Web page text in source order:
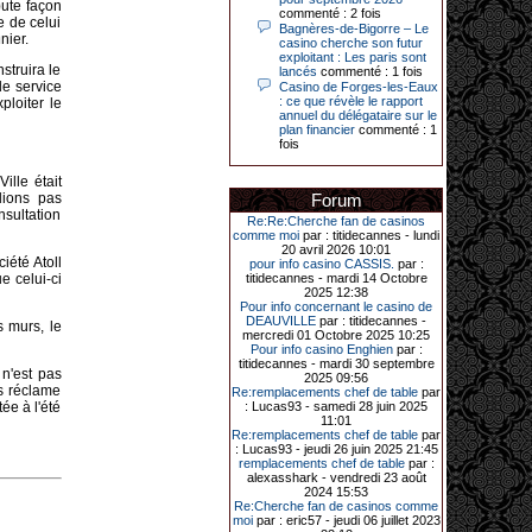
façon
de celui
le
service
le
était
pas
Atoll
celui-ci
murs, le
pas
réclame
à l'été
Le plus gros gain gagné depuis plus
de 20 ans dans l’établissement.
31-03-2026|
Série de jackpots au casino JOA de
Gujan-Mestras : ce mois de mars a
été fructueux pour quelques
joueurs. D’abord avec 44 207 euros
une machine à sous pour une mise
initiale de 5,28 €. Puis quelques
jours plus tard, le vendredi 27 mars,
un joueur a décroché 12 086 euros
sur une autre machine à sous.
Enfin, troisième et dernier jackpot,
record cette fois-ci, le samedi 28
mars dernier. Quelque 111 322
euros ont été remportés sur la table
d’Ultimate Texas Hold’em Poker,
grâce à une mise de 5 euros sur la
case bonus et une quinte flush
royale. Ces gains ont été annoncés
dans un communiqué diffusé par le
casino ce lundi 30 mars en soirée.
11-01-2026|
Dimanche 11 janvier, en soirée, une
cliente retraitée de 78 ans, habitant
Trémuson, a eu l’énorme surprise
commenté : 2 fois
Bagnères-de-Bigorre – Le
casino cherche son futur
exploitant : Les paris sont
lancés commenté : 1 fois
Casino de Forges-les-Eaux
: ce que révèle le rapport
annuel du délégataire sur le
plan financier commenté : 1
fois
Forum
Re:Re:Cherche fan de casinos
comme moi par : titidecannes - lundi
20 avril 2026 10:01
pour info casino CASSIS. par :
titidecannes - mardi 14 Octobre
2025 12:38
Pour info concernant le casino de
DEAUVILLE par : titidecannes -
mercredi 01 Octobre 2025 10:25
Pour info casino Enghienpar :
titidecannes - mardi 30 septembre
2025 09:56
Re:remplacements chef de table par
: Lucas93 - samedi 28 juin 2025
11:01
Re:remplacements chef de table par
: Lucas93 - jeudi 26 juin 2025 21:45
remplacements chef de tablepar :
alexasshark - vendredi 23 août
2024 15:53
Re:Cherche fan de casinos comme
moipar : eric57 - jeudi 06 juillet 2023